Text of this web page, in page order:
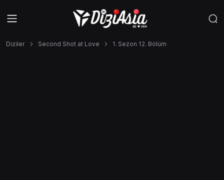
Diziler Second Shot at Love 1. Sezon 12. Bölüm